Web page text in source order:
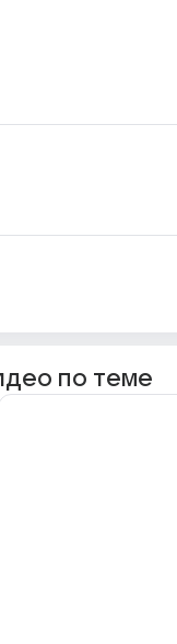
по теме